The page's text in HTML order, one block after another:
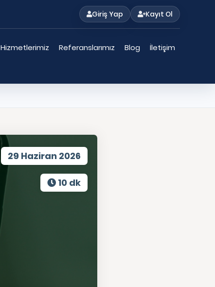
Giriş Yap Kayıt Ol
Hizmetlerimiz Referanslarımız Blog İletişim
29 Haziran 2026
10 dk